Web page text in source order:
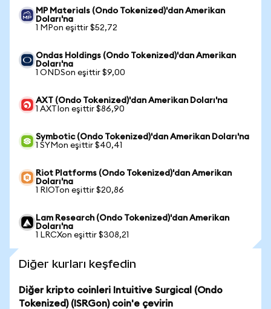
MP Materials (Ondo Tokenized)'dan Amerikan
Doları'na
1 MPon eşittir $52,72
Ondas Holdings (Ondo Tokenized)'dan Amerikan
Doları'na
1 ONDSon eşittir $9,00
AXT (Ondo Tokenized)'dan Amerikan Doları'na
1 AXTIon eşittir $86,90
Symbotic (Ondo Tokenized)'dan Amerikan Doları'na
1 SYMon eşittir $40,41
Riot Platforms (Ondo Tokenized)'dan Amerikan
Doları'na
1 RIOTon eşittir $20,86
Lam Research (Ondo Tokenized)'dan Amerikan
Doları'na
1 LRCXon eşittir $308,21
Diğer kurları keşfedin
Diğer kripto coinleri Intuitive Surgical (Ondo
Tokenized) (ISRGon) coin'e çevirin